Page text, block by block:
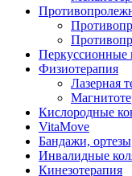
Перкуссионные
Физиотерапия
Лазерная
Кислородные
VitaMove
Бандажи,
Инвалидные
Кинезотерапия